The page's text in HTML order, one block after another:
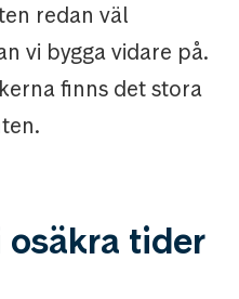
redan väl
vi bygga vidare på.
finns det stora
tider